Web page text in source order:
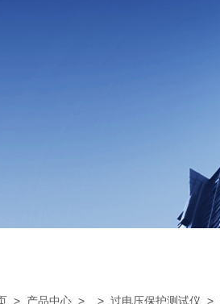
> 产品中心 > > 过电压保护测试仪 >